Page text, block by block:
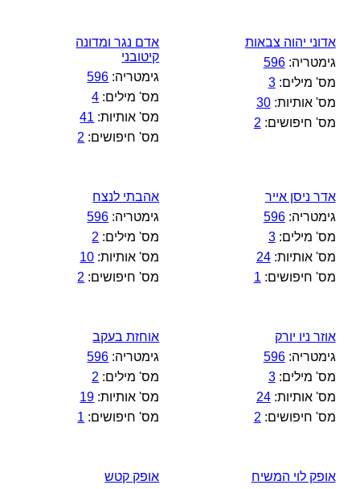
אדוני יהוה צבאות
גימטריה:596
מס' מילים:3
מס' אותיות:30
מס' חיפושים: 2
אדם נגר ומדונה
קיטובני
גימטריה: 596
מס' מילים: 4
מס' אותיות: 41
מס' חיפושים: 2
אדר ניסן אייר
גימטריה:596
מס' מילים:3
מס' אותיות:24
מס' חיפושים: 1
אהבתי לנצח
גימטריה: 596
מס' מילים: 2
מס' אותיות: 10
מס' חיפושים: 2
אוזר ניו יורק
גימטריה:596
מס' מילים:3
מס' אותיות:24
מס' חיפושים: 2
אוחזת בעקב
גימטריה: 596
מס' מילים: 2
מס' אותיות: 19
מס' חיפושים: 1
אופק לוי המשיח
אופק קטש